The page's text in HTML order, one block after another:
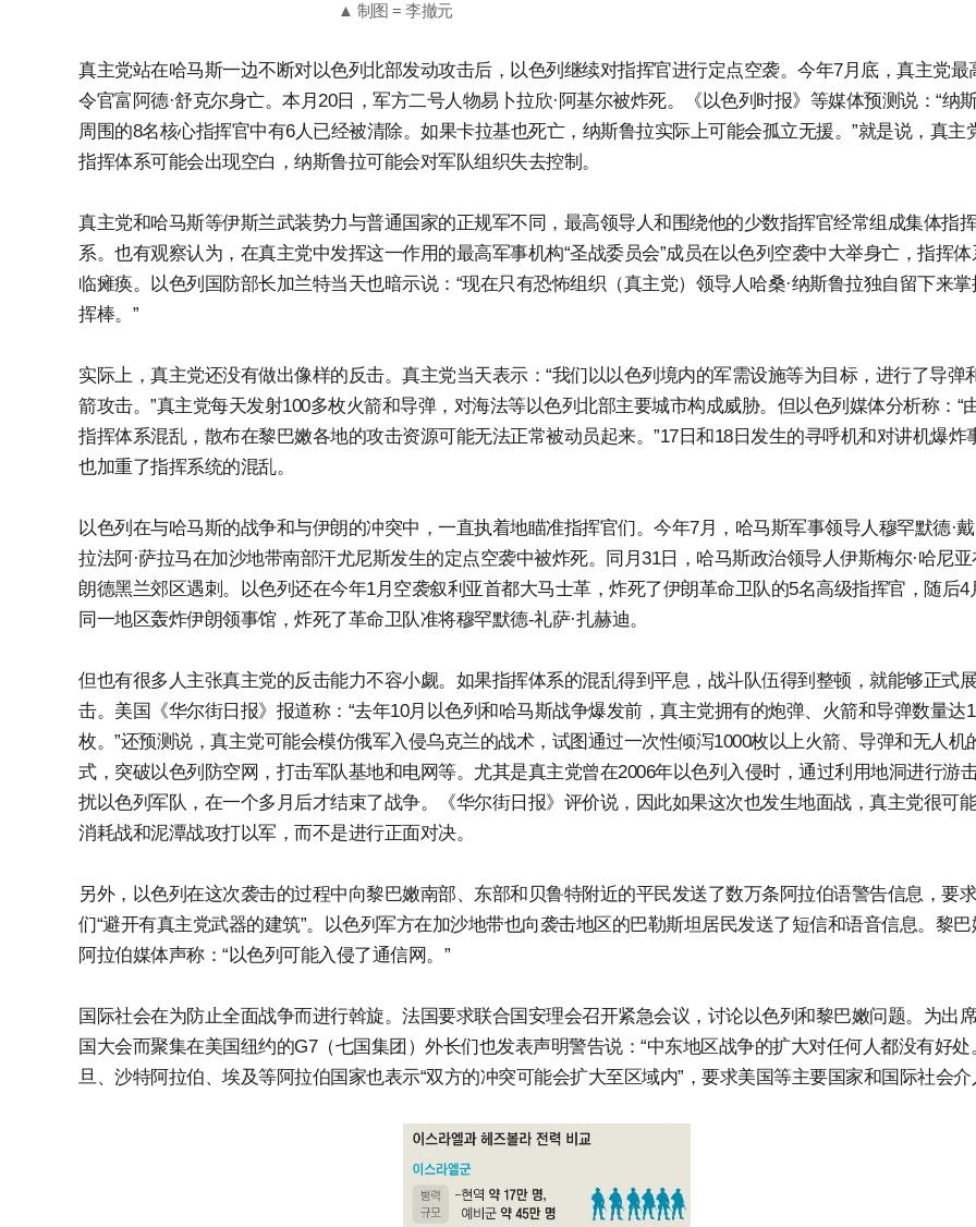
▲ 制图 = 李撤元
真主党站在哈马斯一边不断对以色列北部发动攻击后，以色列继续对指挥官进行定点空袭。今年7月底，真主党最
令官富阿德·舒克尔身亡。本月20日，军方二号人物易卜拉欣·阿基尔被炸死。《以色列时报》等媒体预测说：“纳
周围的8名核心指挥官中有6人已经被清除。如果卡拉基也死亡，纳斯鲁拉实际上可能会孤立无援。”就是说，真主
指挥体系可能会出现空白，纳斯鲁拉可能会对军队组织失去控制。
真主党和哈马斯等伊斯兰武装势力与普通国家的正规军不同，最高领导人和围绕他的少数指挥官经常组成集体指
系。也有观察认为，在真主党中发挥这一作用的最高军事机构“圣战委员会”成员在以色列空袭中大举身亡，指挥体
临瘫痪。以色列国防部长加兰特当天也暗示说：“现在只有恐怖组织（真主党）领导人哈桑·纳斯鲁拉独自留下来掌
挥棒。”
实际上，真主党还没有做出像样的反击。真主党当天表示：“我们以以色列境内的军需设施等为目标，进行了导弹
箭攻击。”真主党每天发射100多枚火箭和导弹，对海法等以色列北部主要城市构成威胁。但以色列媒体分析称：“
指挥体系混乱，散布在黎巴嫩各地的攻击资源可能无法正常被动员起来。”17日和18日发生的寻呼机和对讲机爆炸
也加重了指挥系统的混乱。
以色列在与哈马斯的战争和与伊朗的冲突中，一直执着地瞄准指挥官们。今年7月，哈马斯军事领导人穆罕默德·
拉法阿·萨拉马在加沙地带南部汗尤尼斯发生的定点空袭中被炸死。同月31日，哈马斯政治领导人伊斯梅尔·哈尼亚
朗德黑兰郊区遇刺。以色列还在今年1月空袭叙利亚首都大马士革，炸死了伊朗革命卫队的5名高级指挥官，随后4
同一地区轰炸伊朗领事馆，炸死了革命卫队准将穆罕默德-礼萨·扎赫迪。
但也有很多人主张真主党的反击能力不容小觑。如果指挥体系的混乱得到平息，战斗队伍得到整顿，就能够正式
击。美国《华尔街日报》报道称：“去年10月以色列和哈马斯战争爆发前，真主党拥有的炮弹、火箭和导弹数量达
枚。”还预测说，真主党可能会模仿俄军入侵乌克兰的战术，试图通过一次性倾泻1000枚以上火箭、导弹和无人机
式，突破以色列防空网，打击军队基地和电网等。尤其是真主党曾在2006年以色列入侵时，通过利用地洞进行游
扰以色列军队，在一个多月后才结束了战争。《华尔街日报》评价说，因此如果这次也发生地面战，真主党很可
消耗战和泥潭战攻打以军，而不是进行正面对决。
另外，以色列在这次袭击的过程中向黎巴嫩南部、东部和贝鲁特附近的平民发送了数万条阿拉伯语警告信息，要
们“避开有真主党武器的建筑”。以色列军方在加沙地带也向袭击地区的巴勒斯坦居民发送了短信和语音信息。黎巴
阿拉伯媒体声称：“以色列可能入侵了通信网。”
国际社会在为防止全面战争而进行斡旋。法国要求联合国安理会召开紧急会议，讨论以色列和黎巴嫩问题。为出
国大会而聚集在美国纽约的G7（七国集团）外长们也发表声明警告说：“中东地区战争的扩大对任何人都没有好处
旦、沙特阿拉伯、埃及等阿拉伯国家也表示“双方的冲突可能会扩大至区域内”，要求美国等主要国家和国际社会介